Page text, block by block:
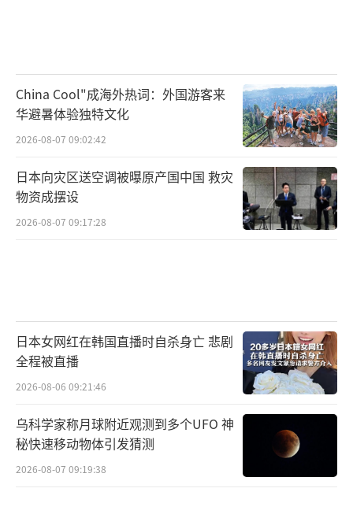
China Cool"成海外热词：外国游客来
华避暑体验独特文化
2026-08-07 09:02:42
日本向灾区送空调被曝原产国中国 救灾
物资成摆设
2026-08-07 09:17:28
日本女网红在韩国直播时自杀身亡 悲剧
全程被直播
2026-08-06 09:21:46
乌科学家称月球附近观测到多个UFO 神
秘快速移动物体引发猜测
2026-08-07 09:19:38